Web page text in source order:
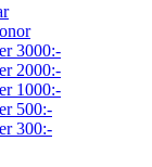
3000:-
2000:-
1000:-
500:-
300:-